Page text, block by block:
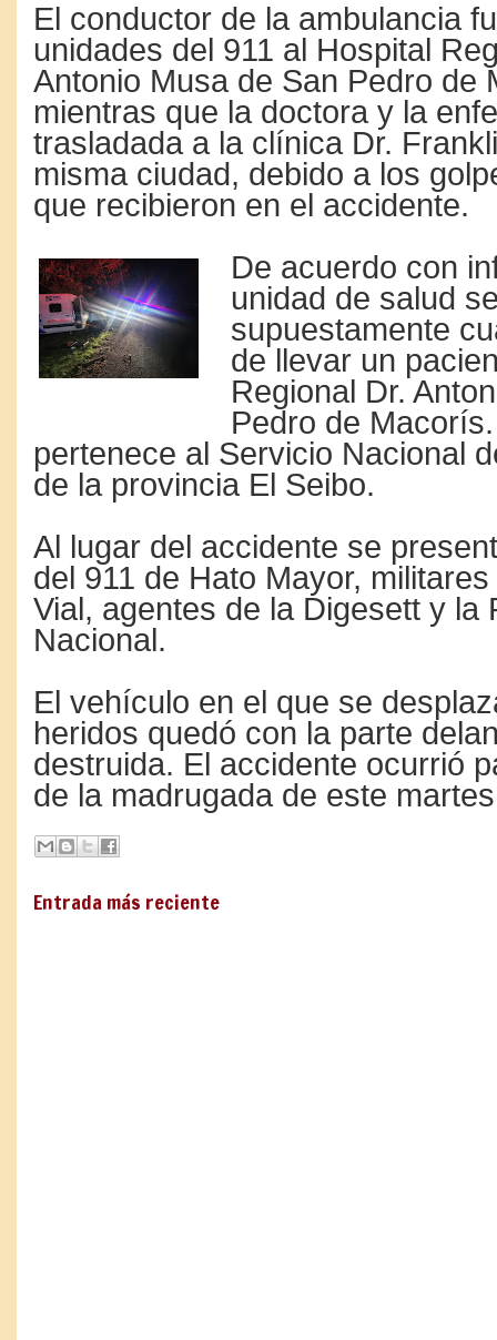
El conductor de la ambulancia
unidades del 911 al Hospital
Antonio Musa de San Pedro de
mientras que la doctora y la
trasladada a la clínica Dr.
misma ciudad, debido a los
que recibieron en el accidente.
De acuerdo con
unidad de salud
supuestamente
de llevar un
Regional Dr.
Pedro de
pertenece al Servicio Nacional
de la provincia El Seibo.
Al lugar del accidente se
del 911 de Hato Mayor,
Vial, agentes de la Digesett y la
Nacional.
El vehículo en el que se
heridos quedó con la parte
destruida. El accidente ocurrió
de la madrugada de este
Entrada más reciente